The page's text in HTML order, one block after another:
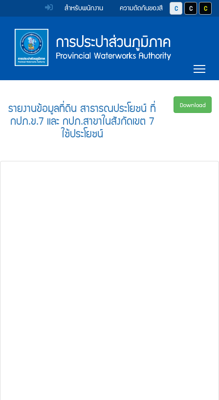
หน้า
แรก
(การ
ประปา
ส่วน
ภูมิภาค)
ไป
ยัง
เนื้อหา
(Skip
to
content)
ข้าม
เมนู
(Skip
Menu
สำหรับพนักงาน ความตัดกันของสี ปุ่มปรับสีตัวอักษร
ปุ่มปรับสีตั
ปุ่มป
ตรา
สัญลักษณ์
และ
ค่า
การ
ประปา
ภูมิภาค
ตรา
สัญลักษณ์
และ
ค่า
การ
ประปา
ภูมิภาค
Main
Menu
รายงานข้อมูลที่ดิน สาธารณประโยชน์ ที่
กปภ.ข.7 และ กปภ.สาขาในสังกัดเขต 7
ใช้ประโยชน์
Download